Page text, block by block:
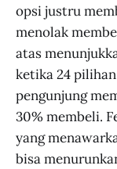
opsi justru
menolak
atas
ketika 24
pengunjung
30% membeli.
yang
bisa